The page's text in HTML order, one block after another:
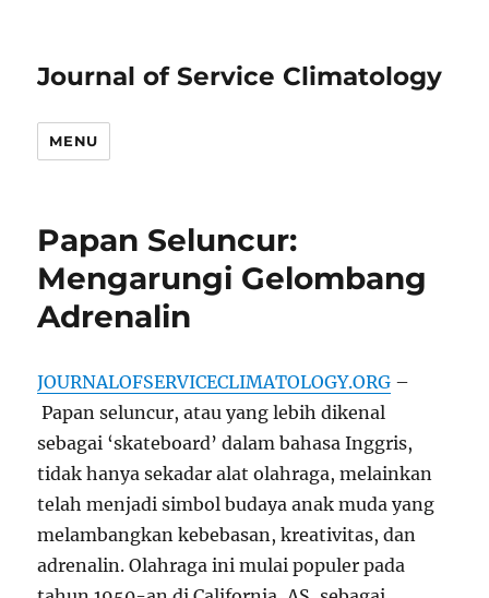
Journal of Service Climatology
MENU
Papan Seluncur:
Mengarungi Gelombang
Adrenalin
JOURNALOFSERVICECLIMATOLOGY.ORG –
Papan seluncur, atau yang lebih dikenal
sebagai ‘skateboard’ dalam bahasa Inggris,
tidak hanya sekadar alat olahraga, melainkan
telah menjadi simbol budaya anak muda yang
melambangkan kebebasan, kreativitas, dan
adrenalin. Olahraga ini mulai populer pada